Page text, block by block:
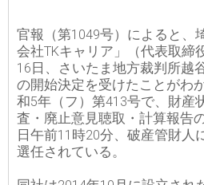
官報（第1049号）によると、
会社TKキャリア」（代表取締
16日、さいたま地方裁判所越
の開始決定を受けたことがわ
和5年（フ）第413号で、財産
査・廃止意見聴取・計算報告
日午前11時20分、破産管財人
選任されている。